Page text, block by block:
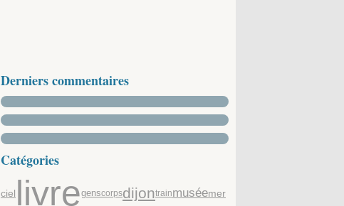
Derniers commentaires
Catégories
ciel livregenscorpsdijontrainmuséemer